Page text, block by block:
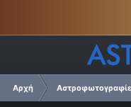
Αρχή